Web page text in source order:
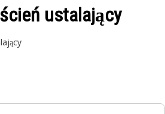
ustalający